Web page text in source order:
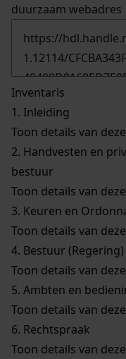
duurzaam webadres
Inventaris
1. Inleiding
Toon details van
2. Handvesten en
bestuur
Toon details van
3. Keuren en
Toon details van
4. Bestuur (Regering)
Toon details van
5. Ambten en
Toon details van
6. Rechtspraak
Toon details van